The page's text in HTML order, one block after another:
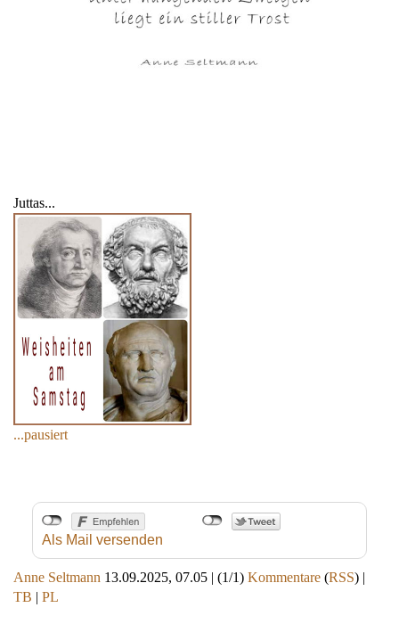
Juttas...
...pausiert
Als Mail versenden
Anne Seltmann 13.09.2025, 07.05 | (1/1) Kommentare (RSS) |
TB | PL